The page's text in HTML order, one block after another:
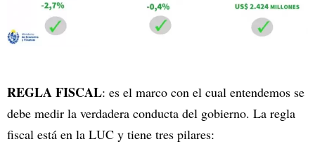
REGLA FISCAL: es el marco con el cual entendemos se
debe medir la verdadera conducta del gobierno. La regla
fiscal está en la LUC y tiene tres pilares: